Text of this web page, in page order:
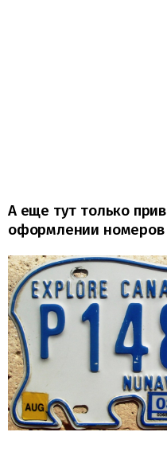
А еще тут только
оформлении номеров